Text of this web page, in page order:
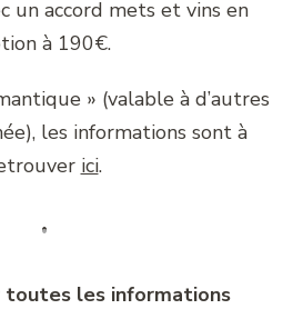
un accord mets et vins en
à 190€.
» (valable à d’autres
les informations sont à
ici.
toutes les informations